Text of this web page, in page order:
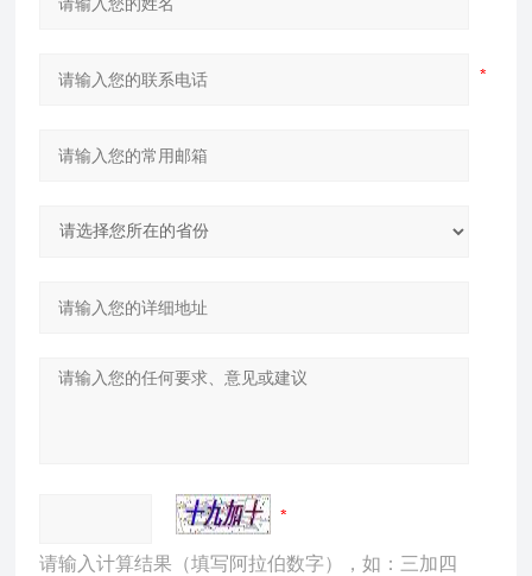
请输入计算结果（填写阿拉伯数字），如：三加四